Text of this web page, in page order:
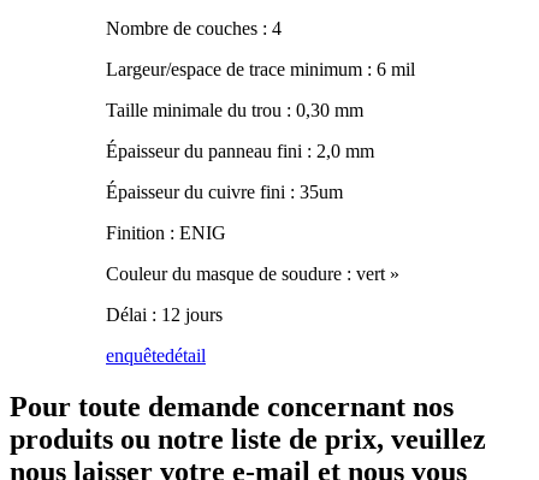
Nombre de couches : 4
Largeur/espace de trace minimum : 6 mil
Taille minimale du trou : 0,30 mm
Épaisseur du panneau fini : 2,0 mm
Épaisseur du cuivre fini : 35um
Finition : ENIG
Couleur du masque de soudure : vert »
Délai : 12 jours
enquêtedétail
Pour toute demande concernant nos
produits ou notre liste de prix, veuillez
nous laisser votre e-mail et nous vous